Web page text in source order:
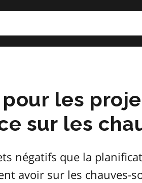
les
sur les
négatifs que la
avoir sur les chauves-